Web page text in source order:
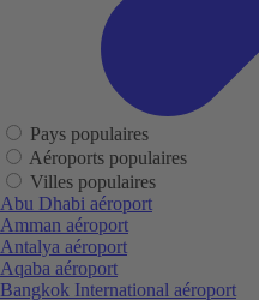
Pays populaires
Aéroports populaires
Villes populaires
Abu Dhabi aéroport
Amman aéroport
Antalya aéroport
Aqaba aéroport
Bangkok International aéroport